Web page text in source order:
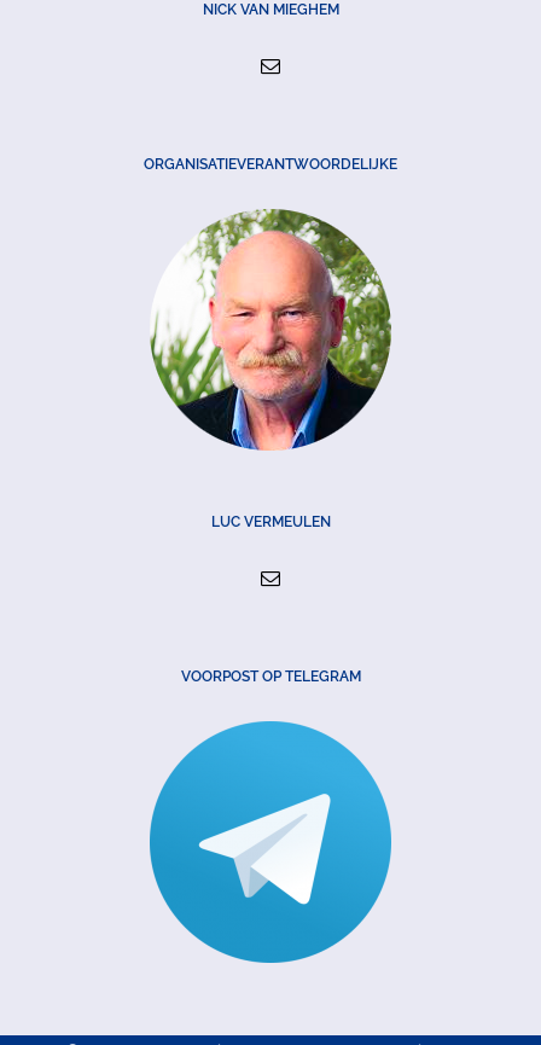
NICK VAN MIEGHEM
ORGANISATIEVERANTWOORDELIJKE
LUC VERMEULEN
VOORPOST OP TELEGRAM